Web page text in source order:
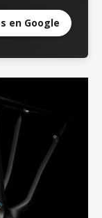
en Google